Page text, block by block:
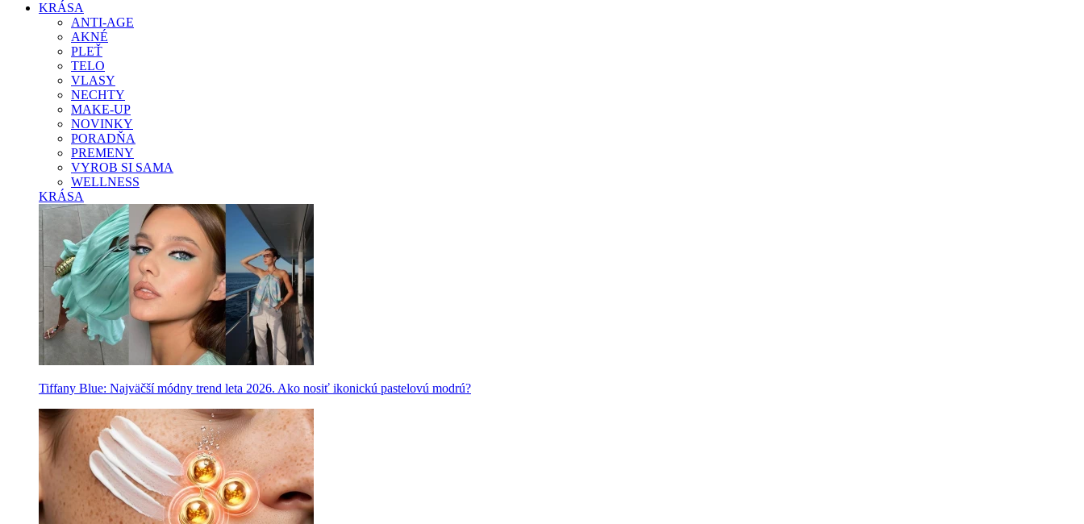
KRÁSA
ANTI-AGE
AKNÉ
PLEŤ
TELO
VLASY
NECHTY
MAKE-UP
NOVINKY
PORADŇA
PREMENY
VYROB SI SAMA
WELLNESS
KRÁSA
Tiffany Blue: Najväčší módny trend leta 2026. Ako nosiť ikonickú pastelovú modrú?